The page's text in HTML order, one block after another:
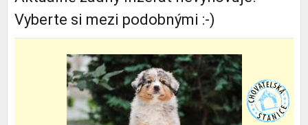
Vyberte si mezi podobnými :-)